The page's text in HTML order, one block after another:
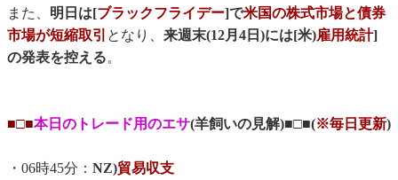
また、 明日は[ブラックフライデー]で米国の株式市場と債券
市場が短縮取引 となり、 来週末(12月4日)には[米)雇用統計]
の発表を控える。
■□■本日のトレード用のエサ(羊飼いの見解)■□■(※毎日更新)
・06時45分： NZ)貿易収支